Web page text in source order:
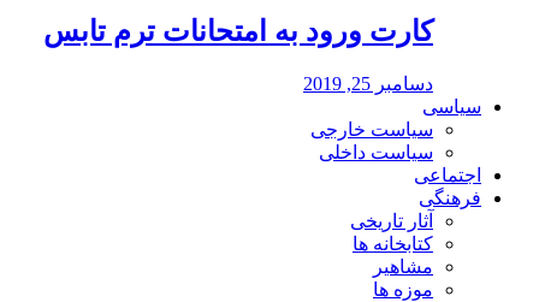
کارت ورود به امتحانات ترم تابس
دسامبر 25, 2019
سیاسی
سیاست خارجی
سیاست داخلی
اجتماعی
فرهنگی
آثار تاریخی
کتابخانه ها
مشاهیر
موزه ها